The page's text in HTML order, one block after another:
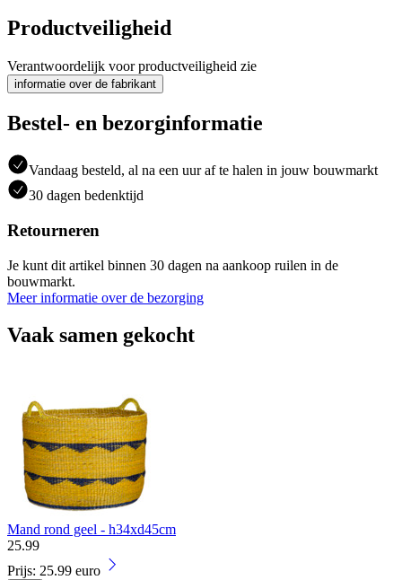
Productveiligheid
Verantwoordelijk voor productveiligheid zie
informatie over de fabrikant
Bestel- en bezorginformatie
Vandaag besteld, al na een uur af te halen in jouw bouwmarkt
30 dagen bedenktijd
Retourneren
Je kunt dit artikel binnen 30 dagen na aankoop ruilen in de
bouwmarkt.
Meer informatie over de bezorging
Vaak samen gekocht
Mand rond geel - h34xd45cm
25.99
Prijs: 25.99 euro